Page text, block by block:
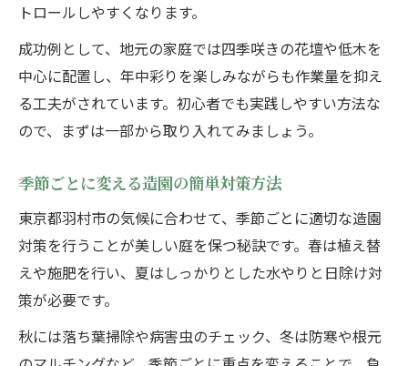
トロールしやすくなります。
成功例として、地元の家庭では四季咲きの花壇や低木を
中心に配置し、年中彩りを楽しみながらも作業量を抑え
る工夫がされています。初心者でも実践しやすい方法な
ので、まずは一部から取り入れてみましょう。
季節ごとに変える造園の簡単対策方法
東京都羽村市の気候に合わせて、季節ごとに適切な造園
対策を行うことが美しい庭を保つ秘訣です。春は植え替
えや施肥を行い、夏はしっかりとした水やりと日除け対
策が必要です。
秋には落ち葉掃除や病害虫のチェック、冬は防寒や根元